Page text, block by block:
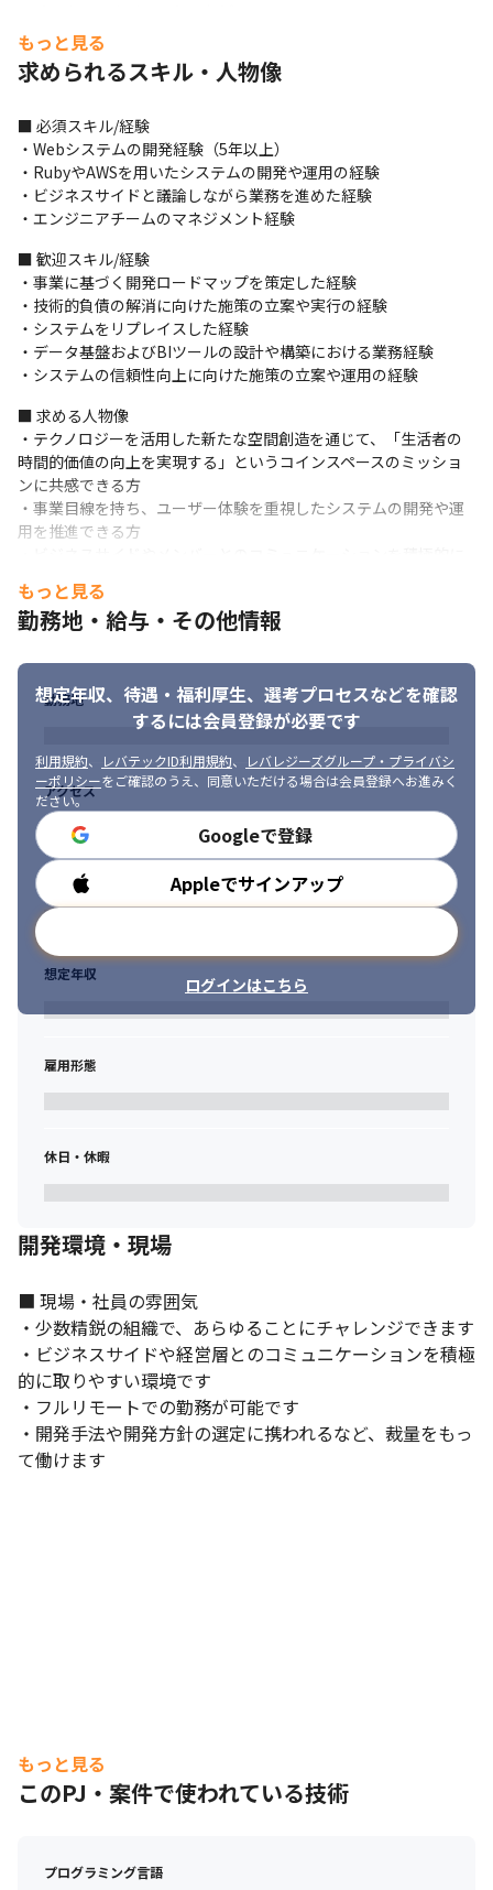
＜開発体制＞
・ビジネスサイドや経営層のメンバーとコミュニケーションを取
・経営チームとの週次システム会議では、ファシリテーションを
行います
・タスク管理ツールはJooto、コミュニケーションツールはSlack
を使用します
・アジャイル開発を採用しています
＜入社後の流れ＞
・2カ月間程度、当社のプロダクト開発に携わっている業務委託の
メンバーから引き継ぎを受けます
・研修期間や研修方法は、柔軟に調整できます
・その後、実務で既存プロダクトや新規コンテンツの開発に携わ
っていきます
＜募集背景＞
現在社内で開発組織を再構築しており、主力メンバーとして、組
織の再編や開発方針の策定ができる方を募集しています。内製化
を行う方針のため、エンジニアとしての裁量は非常に大きい環境
です。
■ この仕事の面白み、魅力
あるので、ユーザー視点の開発ができます
・店舗をIoTで管理する、「リアルとテクノロジー」を掛け合わせ
たビジネスに携われます
・店舗数/利用者数ともに増加しており、今後も増やしていく方針
なので、事業が大きくなる実感を得られます
・店舗ビジネスをもとに、利用者に対してコンテンツを展開して
いく、新たな事業に携われます
・プロダクトの開発だけではなく、メンバーのマネジメントや採
用にも関われます
・組織の主力メンバーとして、開発組織の体制づくりや開発方針
の検討に貢献できます
ユーザー視点の開発を行うことができます。
もっと見る
求められるスキル・人物像
■ 必須スキル/経験
・Webシステムの開発経験（5年以上）
・RubyやAWSを用いたシステムの開発や運用の経験
・ビジネスサイドと議論しながら業務を進めた経験
・エンジニアチームのマネジメント経験
■ 歓迎スキル/経験
・事業に基づく開発ロードマップを策定した経験
・技術的負債の解消に向けた施策の立案や実行の経験
・システムをリプレイスした経験
・データ基盤およびBIツールの設計や構築における業務経験
・システムの信頼性向上に向けた施策の立案や運用の経験
■ 求める人物像
・テクノロジーを活⽤した新たな空間創造を通じて、「⽣活者の
時間的価値の向上を実現する」というコインスペースのミッショ
ンに共感できる方
・事業目線を持ち、ユーザー体験を重視したシステムの開発や運
用を推進できる方
・目標を達成するためにゼロベースで考えられる方
・課題を自分で設定し、解決までできる方
もっと見る
勤務地・給与・その他情報
想定年収、待遇・福利厚生、 選考プロセスなどを確認
するには会員登録が必要です
利用規約、 レバテックID利用規約、
レバレジーズグループ・プライバシ
ーポリシーをご確認のうえ、同意いただける場合は会員登録へお進みく
ださい。
Googleで登録
Appleでサインアップ
ログインはこちら
勤務地
アクセス
勤務時間
想定年収
雇用形態
休日・休暇
開発環境・現場
■ 現場・社員の雰囲気
・少数精鋭の組織で、あらゆることにチャレンジできます
・ビジネスサイドや経営層とのコミュニケーションを積極
的に取りやすい環境です
・フルリモートでの勤務が可能です
・開発手法や開発方針の選定に携われるなど、裁量をもっ
て働けます
もっと見る
このPJ・案件で使われている技術
プログラミング言語